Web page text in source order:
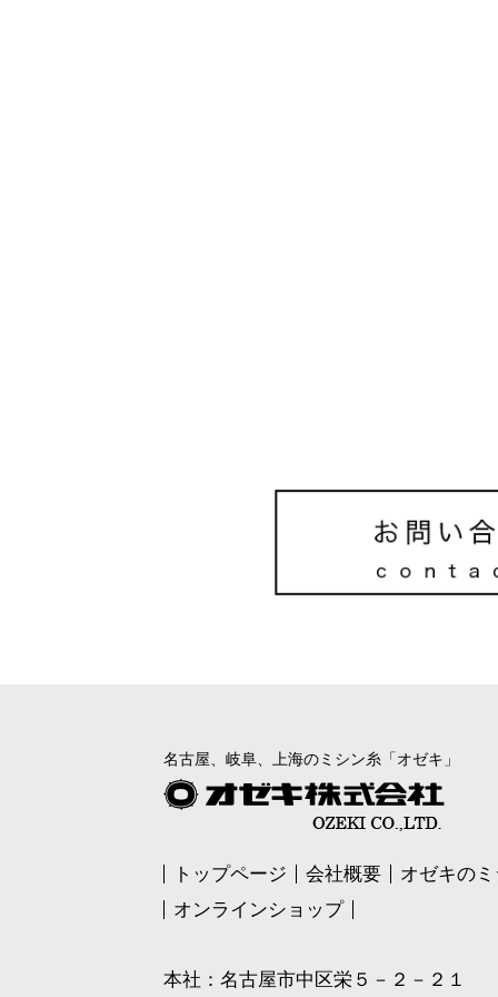
名古屋、岐阜、上海のミシン糸「オゼキ」
トップページ 会社概要
オゼキの
オンラインショップ
本社：名古屋市中区栄５－２－２１